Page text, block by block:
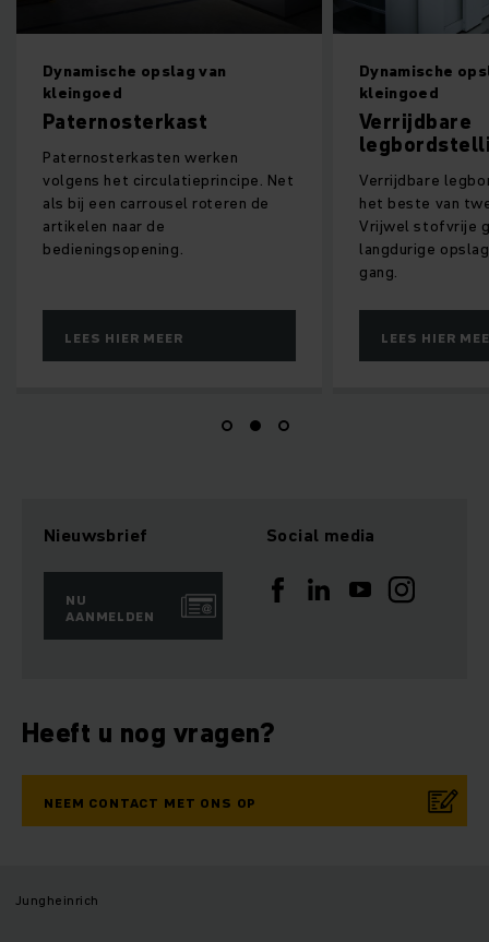
Dynamische opslag van
kleingoed
Paternosterkast
Paternosterkasten werken
volgens het circulatieprincipe. Net
als bij een carrousel roteren de
artikelen naar de
bedieningsopening.
LEES HIER MEER
Dynamische
kleingoed
Verrijdbare
Verrijdbare
het beste van
Vrijwel stofvrije
langdurige
gang.
LEES HIER
Nieuwsbrief
NU
AANMELDEN
Social media
Heeft u nog vragen?
NEEM CONTACT MET ONS OP
Jungheinrich